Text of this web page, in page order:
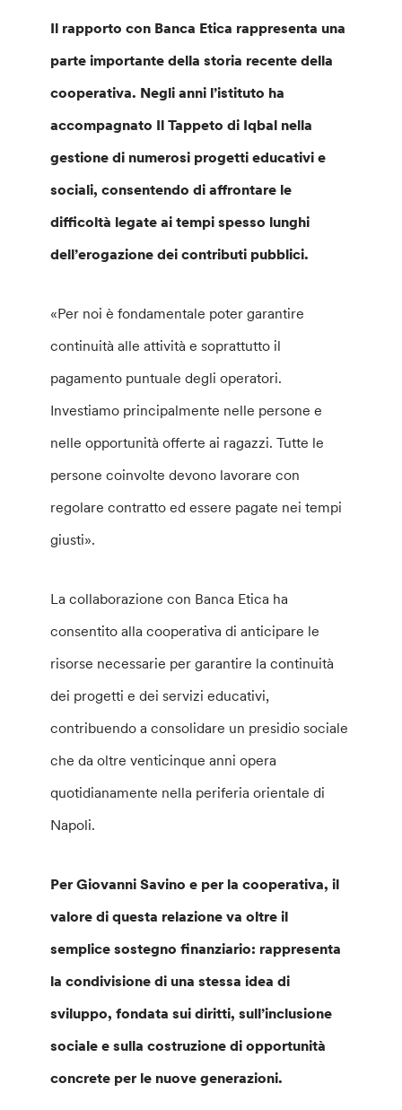
Il rapporto con Banca Etica rappresenta una
parte importante della storia recente della
cooperativa. Negli anni l’istituto ha
accompagnato Il Tappeto di Iqbal nella
gestione di numerosi progetti educativi e
sociali, consentendo di affrontare le
difficoltà legate ai tempi spesso lunghi
dell’erogazione dei contributi pubblici.
«Per noi è fondamentale poter garantire
continuità alle attività e soprattutto il
pagamento puntuale degli operatori.
Investiamo principalmente nelle persone e
nelle opportunità offerte ai ragazzi. Tutte le
persone coinvolte devono lavorare con
regolare contratto ed essere pagate nei tempi
giusti».
La collaborazione con Banca Etica ha
consentito alla cooperativa di anticipare le
risorse necessarie per garantire la continuità
dei progetti e dei servizi educativi,
contribuendo a consolidare un presidio sociale
che da oltre venticinque anni opera
quotidianamente nella periferia orientale di
Napoli.
Per Giovanni Savino e per la cooperativa, il
valore di questa relazione va oltre il
semplice sostegno finanziario: rappresenta
la condivisione di una stessa idea di
sviluppo, fondata sui diritti, sull’inclusione
sociale e sulla costruzione di opportunità
concrete per le nuove generazioni.